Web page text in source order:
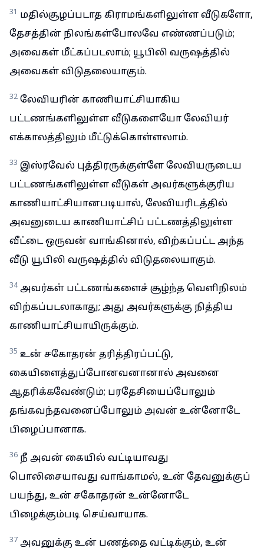
31 மதில்சூழப்படாத கிராமங்களிலுள்ள வீடுகளோ,
தேசத்தின் நிலங்கள்போலவே எண்ணப்படும்;
அவைகள் மீட்கப்படலாம்; யூபிலி வருஷத்தில்
அவைகள் விடுதலையாகும்.
32 லேவியரின் காணியாட்சியாகிய
பட்டணங்களிலுள்ள வீடுகளையோ லேவியர்
எக்காலத்திலும் மீட்டுக்கொள்ளலாம்.
33 இஸ்ரவேல் புத்திரருக்குள்ளே லேவியருடைய
பட்டணங்களிலுள்ள வீடுகள் அவர்களுக்குரிய
காணியாட்சியானபடியால், லேவியரிடத்தில்
அவனுடைய காணியாட்சிப் பட்டணத்திலுள்ள
வீட்டை ஒருவன் வாங்கினால், விற்கப்பட்ட அந்த
வீடு யூபிலி வருஷத்தில் விடுதலையாகும்.
34 அவர்கள் பட்டணங்களைச் சூழ்ந்த வெளிநிலம்
விற்கப்படலாகாது; அது அவர்களுக்கு நித்திய
காணியாட்சியாயிருக்கும்.
35 உன் சகோதரன் தரித்திரப்பட்டு,
கையிளைத்துப்போனவனானால் அவனை
ஆதரிக்கவேண்டும்; பரதேசியைப்போலும்
தங்கவந்தவனைப்போலும் அவன் உன்னோடே
பிழைப்பானாக.
36 நீ அவன் கையில் வட்டியாவது
பொலிசையாவது வாங்காமல், உன் தேவனுக்குப்
பயந்து, உன் சகோதரன் உன்னோடே
பிழைக்கும்படி செய்வாயாக.
37 அவனுக்கு உன் பணத்தை வட்டிக்கும், உன்